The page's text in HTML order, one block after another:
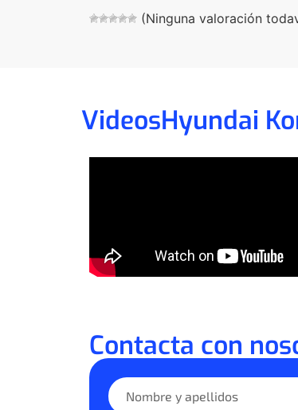
(Ninguna valoración
VideosHyundai
Contacta con